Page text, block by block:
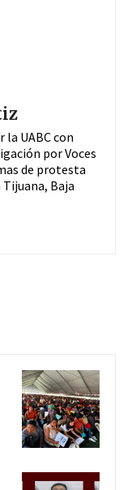
la UABC con
por Voces
de protesta
Baja